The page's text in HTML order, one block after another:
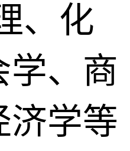
、化
学、商
济学等